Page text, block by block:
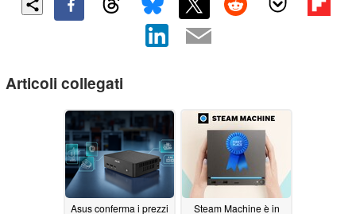
Articoli collegati
Asus conferma i prezzi
Steam Machine è in